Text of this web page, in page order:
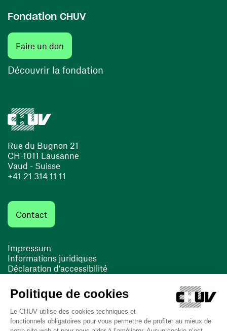
Rue du Bugnon 21
CH-1011 Lausanne
Vaud - Suisse
+41 21 314 11 11
Contact
Impressum
Informations juridiques
Déclaration d’accessibilité
Cookies
Fondation CHUV
Faire un don
Découvrir la fondation